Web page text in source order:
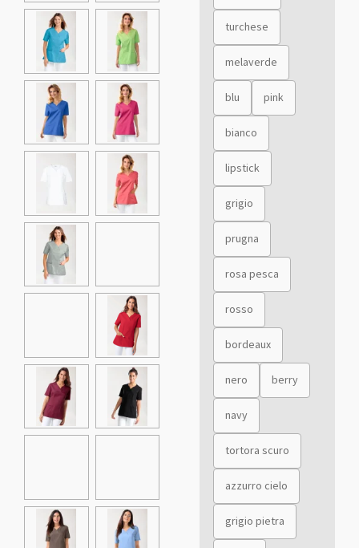
turchese
melaverde
blu pink
bianco
lipstick
grigio
prugna
rosa pesca
rosso
bordeaux
nero berry
navy
tortora scuro
azzurro cielo
grigio pietra